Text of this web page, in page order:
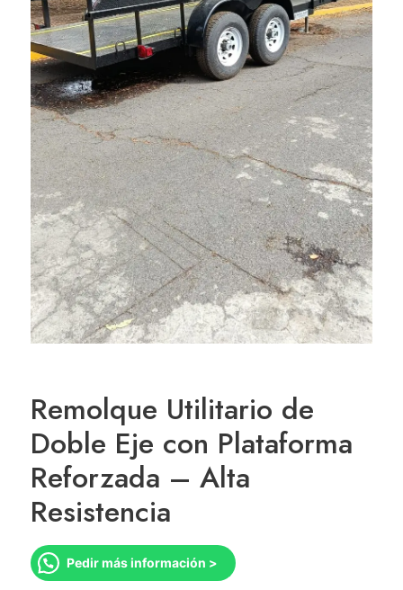
Remolque Utilitario de
Doble Eje con Plataforma
Reforzada – Alta
Resistencia
Pedir más información >